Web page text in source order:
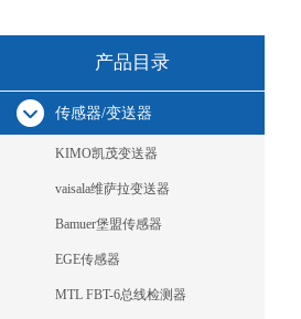
产品目录
传感器/变送器
KIMO凯茂变送器
vaisala维萨拉变送器
Bamuer堡盟传感器
EGE传感器
MTL FBT-6总线检测器